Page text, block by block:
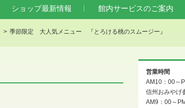
ショップ最新情報 館内サービスのご案内
季節限定 大人気メニュー 『とろける桃のスムージー』
営業時間
AM10：00～
信州おみやげ
AM9：00～